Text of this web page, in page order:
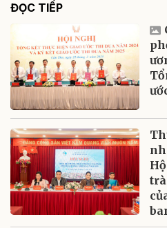
ĐỌC TIẾP